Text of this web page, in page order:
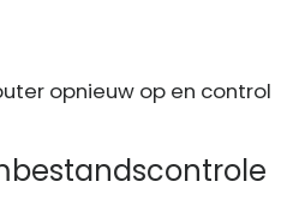
opnieuw op en control